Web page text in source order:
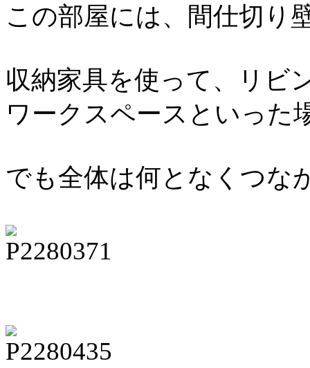
この部屋には、間仕切り
収納家具を使って、リビ
ワークスペースといった
でも全体は何となくつな